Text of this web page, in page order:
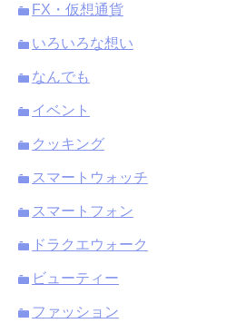
FX・仮想通貨
いろいろな想い
なんでも
イベント
クッキング
スマートウォッチ
スマートフォン
ドラクエウォーク
ビューティー
ファッション